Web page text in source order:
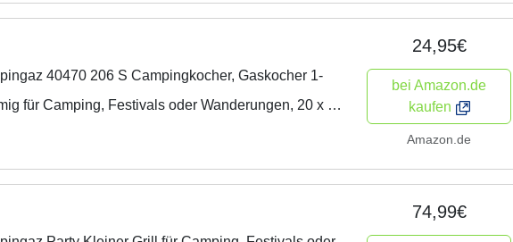
40470 206 S Campingkocher, Gaskocher 1-
für Camping, Festivals oder Wanderungen, 20 x 15
24,95€
bei Amazon.de
kaufen
Amazon.de
74,99€